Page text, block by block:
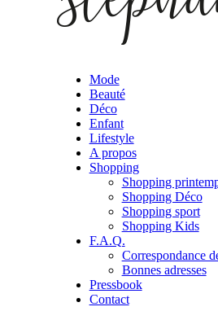
Mode
Beauté
Déco
Enfant
Lifestyle
A propos
Shopping
Shopping
Shopping Déco
Shopping sport
Shopping Kids
F.A.Q.
Correspondance
Bonnes adresses
Pressbook
Contact